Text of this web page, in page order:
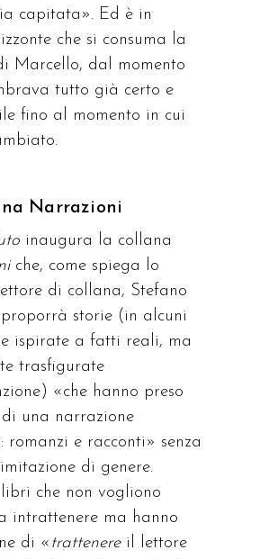
capitata». Ed è in
che si consuma la
Marcello, dal momento
tutto già certo e
fino al momento in cui
Narrazioni
inaugura la collana
che, come spiega lo
di collana, Stefano
proporrà storie (in alcuni
ispirate a fatti reali, ma
trasfigurate
«che hanno preso
una narrazione
romanzi e racconti» senza
di genere.
che non vogliono
intrattenere ma hanno
di « trattenereil lettore